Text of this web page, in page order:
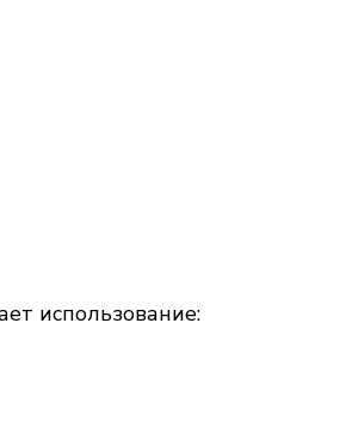
использование: